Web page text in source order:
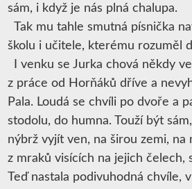
sám, i když je nás plná chalupa.
Tak mu tahle smutná písnička
školu i učitele, kterému rozuměl
I venku se Jurka chová někdy
z práce od Horňáků dříve a
Pala. Loudá se chvíli po dvoře a
stodolu, do humna. Touží být
nýbrž vyjít ven, na širou zemi, na
z mraků visících na jejich čelech,
Teď nastala podivuhodná chvíle,